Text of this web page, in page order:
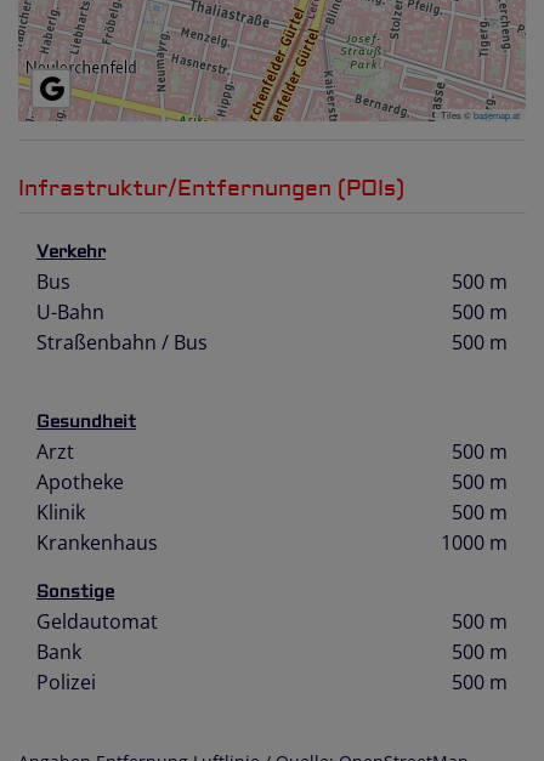
Tiles ©basemap.at
Infrastruktur/Entfernungen (POIs)
Verkehr
Bus
500 m
U-Bahn
500 m
Straßenbahn / Bus
500 m
Gesundheit
Arzt
500 m
Apotheke
500 m
Klinik
500 m
Krankenhaus
1000 m
Sonstige
Geldautomat
500 m
Bank
500 m
Polizei
500 m